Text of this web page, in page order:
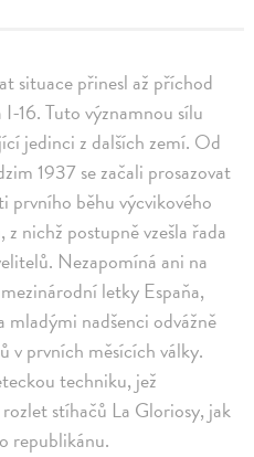
situace přinesl až příchod
16. Tuto významnou sílu
jedinci z dalších zemí. Od
1937 se začali prosazovat
prvního běhu výcvikového
nichž postupně vzešla řada
Nezapomíná ani na
letky Espaňa,
mladými nadšenci odvážně
v prvních měsících války.
techniku, jež
stíhačů La Gloriosy, jak
republikánu.